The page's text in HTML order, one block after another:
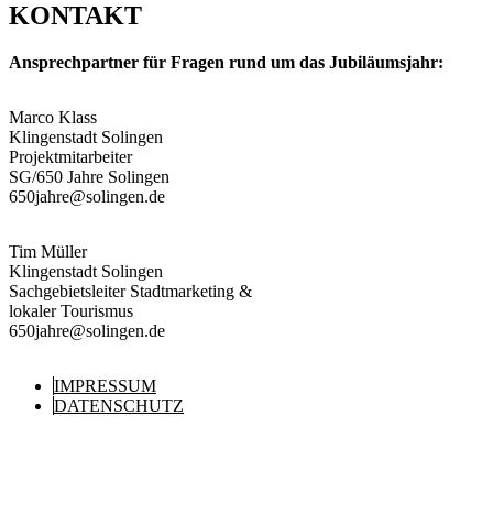
KONTAKT
Ansprechpartner für Fragen rund um das Jubiläumsjahr:
Marco Klass
Klingenstadt Solingen
Projektmitarbeiter
SG/650 Jahre Solingen
650jahre@solingen.de
Tim Müller
Klingenstadt Solingen
Sachgebietsleiter Stadtmarketing &
lokaler Tourismus
650jahre@solingen.de
IM­PRESSUM
DATEN­SCHUTZ